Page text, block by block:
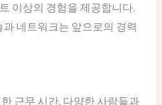
이상의 경험을 제공합니다.
네트워크는 앞으로의 경력
근무 시간, 다양한 사람들과